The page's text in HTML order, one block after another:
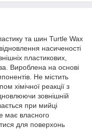
та шин Turtle Wax
насиченості
пластикових,
Вироблена на основі
Не містить
хімічної реакції з
зовнішній
при мийці
має власного
для поверхонь